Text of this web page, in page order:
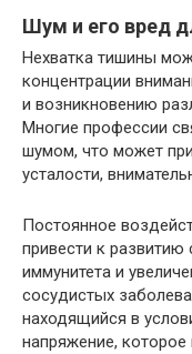
Шум и его вред
Нехватка тишины
концентрации
и возникновению
Многие профессии
шумом, что может
усталости,
Постоянное
привести к
иммунитета и
сосудистых
находящийся в
напряжение, которое